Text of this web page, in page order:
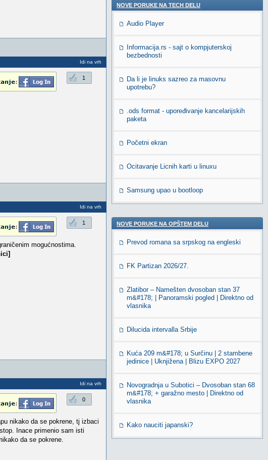
Idi na vrh
1
Idi na vrh
1
mogućnostima.
Idi na vrh
0
nikako da se pokrene, tj izbaci
Inace primenio sam isti
da se pokrene.
NOVE PORUKE NA TECH DELU
Audio Player
Informacija.rs - sajt o kompjuterskoj
bezbednosti
Da li je linuks sazreo za masovnu
upotrebu?
.ods format - upoređivanje kancelarijskih
paketa
Početni ekran
Ocitavanje Licnih karti u linuxu
Samsung upao u bootloop
NOVE PORUKE NA OPŠTEM DELU
Prevod romana sa srpskog na engleski
FK Partizan 2026/27.
Zlatibor – Namešten dvosoban stan 37
m&#178; | Panoramski pogled | Direktno od
vlasnika
Dilucida intervalla Srbije
Kuća 209 m&#178; u Surčinu | 2 stambene
jedinice | Uknjižena | Blizu EXPO 2027
Novogradnja u Subotici – Dvosoban stan 68
m&#178; + garažno mesto | Direktno od
vlasnika
Kako nauciti japanski?